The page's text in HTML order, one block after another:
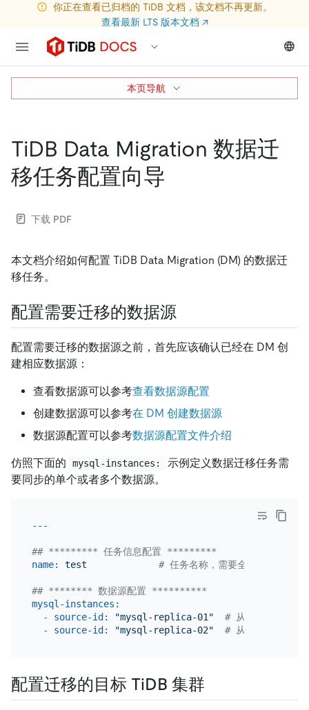
你正在查看已归档的 TiDB 文档，该文档不再更新。
查看最新 LTS 版本文档 ↗
TiDB Data Migration 数据迁
移任务配置向导
下载 PDF
本文档介绍如何配置 TiDB Data Migration (DM) 的数据迁
移任务。
配置需要迁移的数据源
配置需要迁移的数据源之前，首先应该确认已经在 DM 创
建相应数据源：
查看数据源可以参考查看数据源配置
创建数据源可以参考在 DM 创建数据源
数据源配置可以参考数据源配置文件介绍
仿照下面的 mysql-instances:
示例定义数据迁移任务需
要同步的单个或者多个数据源。
## ********* 任务信息配置 *********
name:
test # 任务名称，需要全局唯一
## ******** 数据源配置 **********
mysql-instances:
-
source-id: "mysql-replica-01"
# 从 source-id
-
source-id: "mysql-replica-02" # 从 source-id
配置迁移的目标 TiDB 集群
本页导航